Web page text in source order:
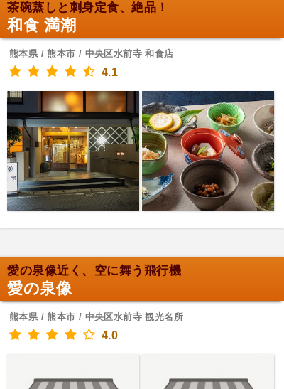
茶碗蒸しと刺身定食、絶品！
和食 満潮
熊本県 / 熊本市 / 中央区水前寺 和食店
4.1
愛の泉像近く、空に舞う飛行機
愛の泉像
熊本県 / 熊本市 / 中央区水前寺 観光名所
4.0